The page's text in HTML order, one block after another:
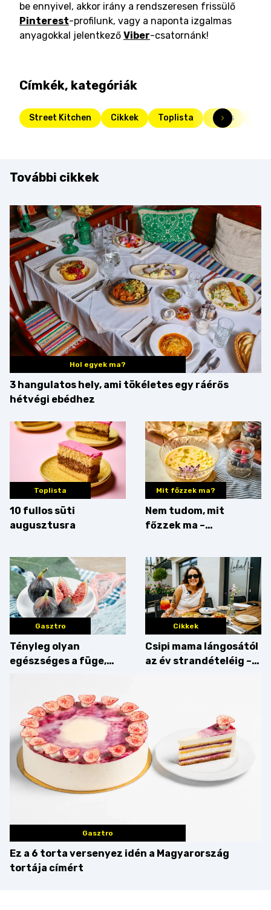
be ennyivel, akkor irány a rendszeresen frissülő
Pinterest-profilunk, vagy a naponta izgalmas
anyagokkal jelentkező Viber-csatornánk!
Címkék, kategóriák
Street Kitchen Cikkek Toplista Friss
További cikkek
Hol egyek ma?
3 hangulatos hely, ami tökéletes egy ráérős
hétvégi ebédhez
Toplista
10 fullos süti
augusztusra
Mit főzzek ma?
Nem tudom, mit
főzzek ma –
Gasztro
Tényleg olyan
egészséges a füge,
Cikkek
Csipi mama lángosától
az év strandételéig –
Gasztro
Ez a 6 torta versenyez idén a Magyarország
tortája címért